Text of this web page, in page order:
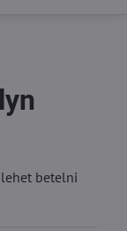
betelni